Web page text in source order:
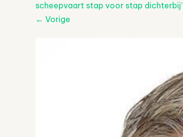
scheepvaart stap voor stap dichterbij’
← Vorige